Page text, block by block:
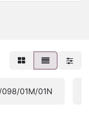
01M/01N